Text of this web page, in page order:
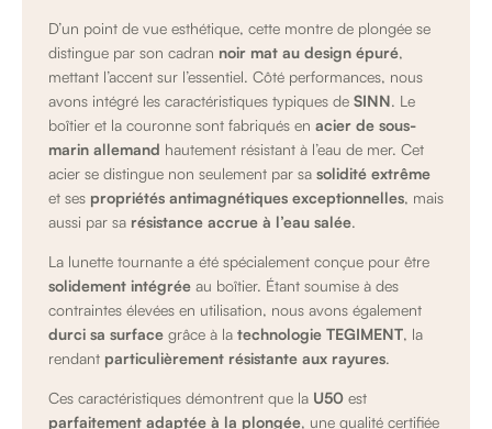
D’un point de vue esthétique, cette montre de plongée se
distingue par son cadran noir mat au design épuré,
mettant l’accent sur l’essentiel. Côté performances, nous
avons intégré les caractéristiques typiques de SINN. Le
boîtier et la couronne sont fabriqués en acier de sous-
marin allemand hautement résistant à l’eau de mer. Cet
acier se distingue non seulement par sa solidité extrême
et ses propriétés antimagnétiques exceptionnelles, mais
aussi par sa résistance accrue à l’eau salée.
La lunette tournante a été spécialement conçue pour être
solidement intégrée au boîtier. Étant soumise à des
contraintes élevées en utilisation, nous avons également
durci sa surface grâce à la technologie TEGIMENT, la
rendant particulièrement résistante aux rayures.
Ces caractéristiques démontrent que la U50 est
parfaitement adaptée à la plongée, une qualité certifiée